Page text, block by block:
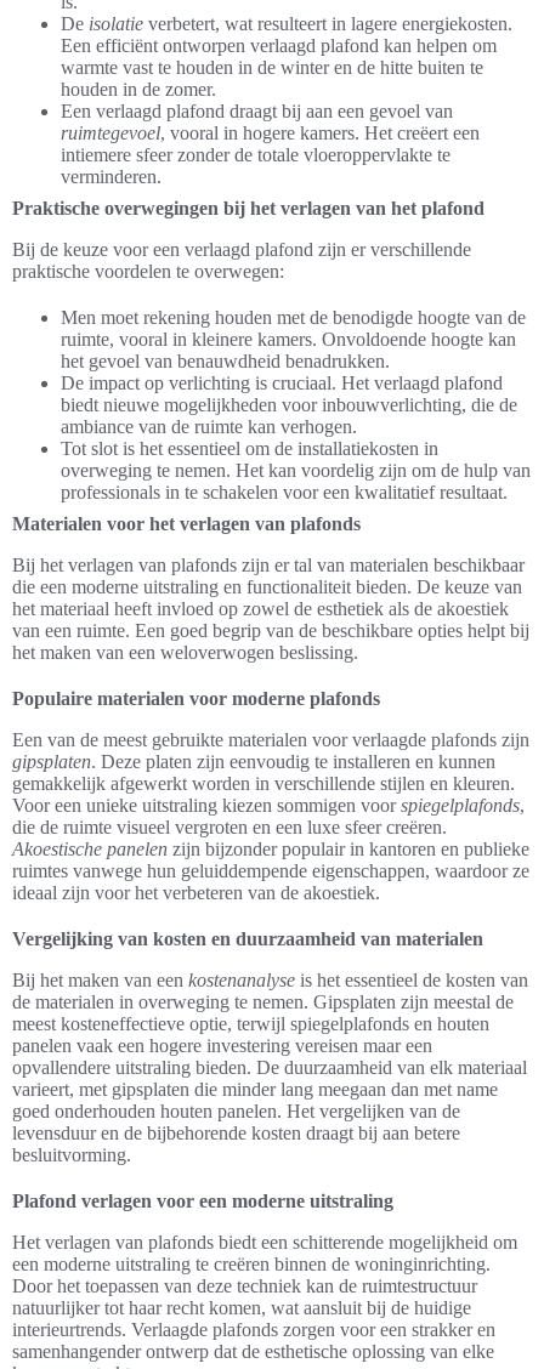
De isolatie verbetert, wat resulteert in lagere energiekosten.
Een efficiënt ontworpen verlaagd plafond kan helpen om
warmte vast te houden in de winter en de hitte buiten te
houden in de zomer.
Een verlaagd plafond draagt bij aan een gevoel van
ruimtegevoel, vooral in hogere kamers. Het creëert een
intiemere sfeer zonder de totale vloeroppervlakte te
verminderen.
Praktische overwegingen bij het verlagen van het plafond
Bij de keuze voor een verlaagd plafond zijn er verschillende
praktische voordelen te overwegen:
Men moet rekening houden met de benodigde hoogte van de
ruimte, vooral in kleinere kamers. Onvoldoende hoogte kan
het gevoel van benauwdheid benadrukken.
De impact op verlichting is cruciaal. Het verlaagd plafond
biedt nieuwe mogelijkheden voor inbouwverlichting, die de
ambiance van de ruimte kan verhogen.
Tot slot is het essentieel om de installatiekosten in
overweging te nemen. Het kan voordelig zijn om de hulp van
professionals in te schakelen voor een kwalitatief resultaat.
Materialen voor het verlagen van plafonds
Bij het verlagen van plafonds zijn er tal van materialen beschikbaar
die een moderne uitstraling en functionaliteit bieden. De keuze van
het materiaal heeft invloed op zowel de esthetiek als de akoestiek
van een ruimte. Een goed begrip van de beschikbare opties helpt bij
het maken van een weloverwogen beslissing.
Populaire materialen voor moderne plafonds
Een van de meest gebruikte materialen voor verlaagde plafonds zijn
gipsplaten. Deze platen zijn eenvoudig te installeren en kunnen
gemakkelijk afgewerkt worden in verschillende stijlen en kleuren.
Voor een unieke uitstraling kiezen sommigen voorspiegelplafonds,
die de ruimte visueel vergroten en een luxe sfeer creëren.
Akoestische panelen zijn bijzonder populair in kantoren en publieke
ruimtes vanwege hun geluiddempende eigenschappen, waardoor ze
ideaal zijn voor het verbeteren van de akoestiek.
Vergelijking van kosten en duurzaamheid van materialen
Bij het maken van een kostenanalyse is het essentieel de kosten van
de materialen in overweging te nemen. Gipsplaten zijn meestal de
meest kosteneffectieve optie, terwijl spiegelplafonds en houten
panelen vaak een hogere investering vereisen maar een
opvallendere uitstraling bieden. De duurzaamheid van elk materiaal
varieert, met gipsplaten die minder lang meegaan dan met name
goed onderhouden houten panelen. Het vergelijken van de
levensduur en de bijbehorende kosten draagt bij aan betere
besluitvorming.
Plafond verlagen voor een moderne uitstraling
Het verlagen van plafonds biedt een schitterende mogelijkheid om
een moderne uitstraling te creëren binnen de woninginrichting.
Door het toepassen van deze techniek kan de ruimtestructuur
natuurlijker tot haar recht komen, wat aansluit bij de huidige
interieurtrends. Verlaagde plafonds zorgen voor een strakker en
samenhangender ontwerp dat de esthetische oplossing van elke